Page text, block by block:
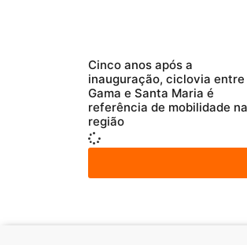
Cinco anos após a
inauguração, ciclovia entre
Gama e Santa Maria é
referência de mobilidade na
região